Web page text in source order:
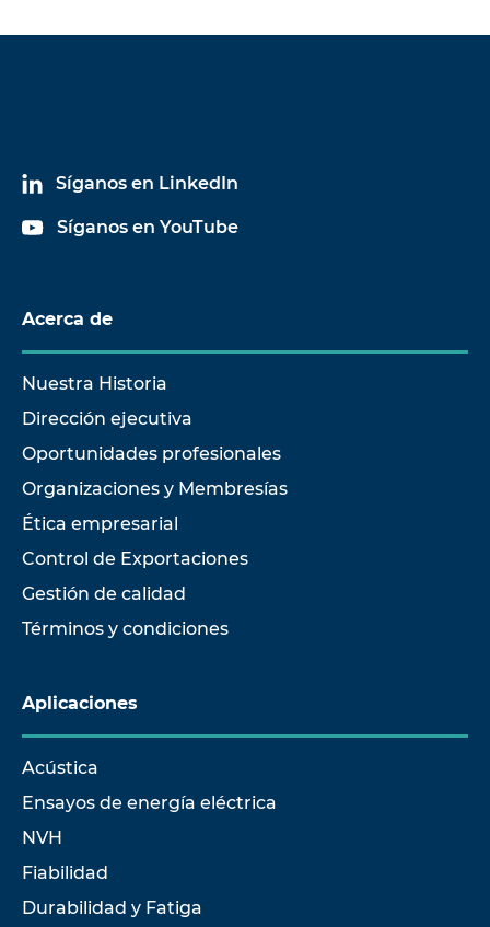
Síganos en LinkedIn
Síganos en YouTube
Acerca de
Nuestra Historia
Dirección ejecutiva
Oportunidades profesionales
Organizaciones y Membresías
Ética empresarial
Control de Exportaciones
Gestión de calidad
Términos y condiciones
Aplicaciones
Acústica
Ensayos de energía eléctrica
NVH
Fiabilidad
Durabilidad y Fatiga